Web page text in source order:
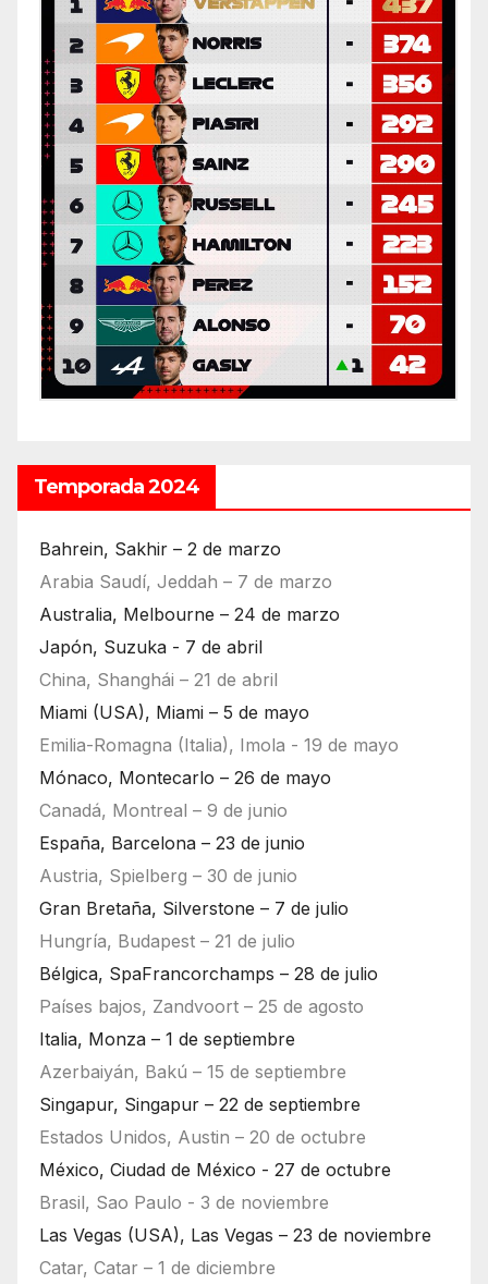
Temporada 2024
Bahrein, Sakhir – 2 de marzo
Arabia Saudí, Jeddah – 7 de marzo
Australia, Melbourne – 24 de marzo
Japón, Suzuka - 7 de abril
China, Shanghái – 21 de abril
Miami (USA), Miami – 5 de mayo
Emilia-Romagna (Italia), Imola - 19 de mayo
Mónaco, Montecarlo – 26 de mayo
Canadá, Montreal – 9 de junio
España, Barcelona – 23 de junio
Austria, Spielberg – 30 de junio
Gran Bretaña, Silverstone – 7 de julio
Hungría, Budapest – 21 de julio
Bélgica, SpaFrancorchamps – 28 de julio
Países bajos, Zandvoort – 25 de agosto
Italia, Monza – 1 de septiembre
Azerbaiyán, Bakú – 15 de septiembre
Singapur, Singapur – 22 de septiembre
Estados Unidos, Austin – 20 de octubre
México, Ciudad de México - 27 de octubre
Brasil, Sao Paulo - 3 de noviembre
Las Vegas (USA), Las Vegas – 23 de noviembre
Catar, Catar – 1 de diciembre